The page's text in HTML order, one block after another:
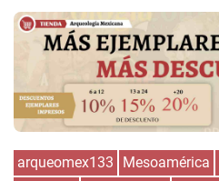
arqueomex133 Mesoamérica